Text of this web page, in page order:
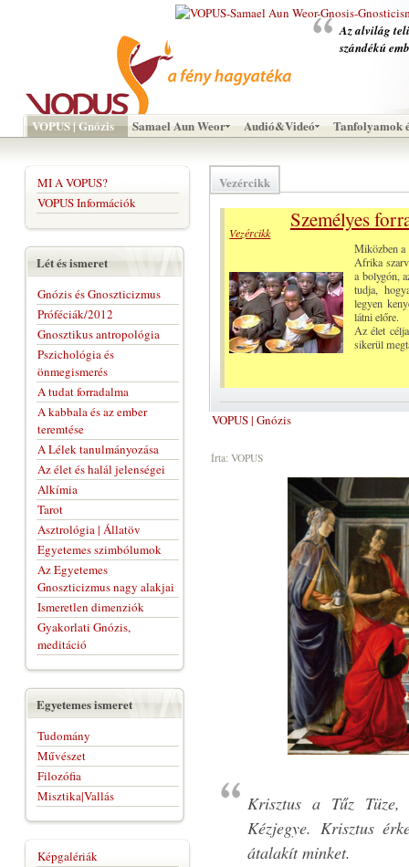
Az alvilág
szándékú
VOPUS | Gnózis Samael Aun Weor Audió&Videó Tanfolyamok
Vezércikk
Személyes
Vezércikk
Miközben a
Afrika
a bolygón,
tudja,
legyen
látni előre.
Az élet
sikerül
VOPUS | Gnózis
Írta: VOPUS
Krisztus a Tűz
Kézjegye. Krisztus
átalakít minket.
MI A VOPUS?
VOPUS Információk
Lét és ismeret
Gnózis és Gnoszticizmus
Próféciák/2012
Gnosztikus antropológia
Pszichológia és
önmegismerés
A tudat forradalma
A kabbala és az ember
teremtése
A Lélek tanulmányozása
Az élet és halál jelenségei
Alkímia
Tarot
Asztrológia | Állatöv
Egyetemes szimbólumok
Az Egyetemes
Gnoszticizmus nagy alakjai
Ismeretlen dimenziók
Gyakorlati Gnózis,
meditáció
Egyetemes ismeret
Tudomány
Művészet
Filozófia
Misztika|Vallás
Képgalériák